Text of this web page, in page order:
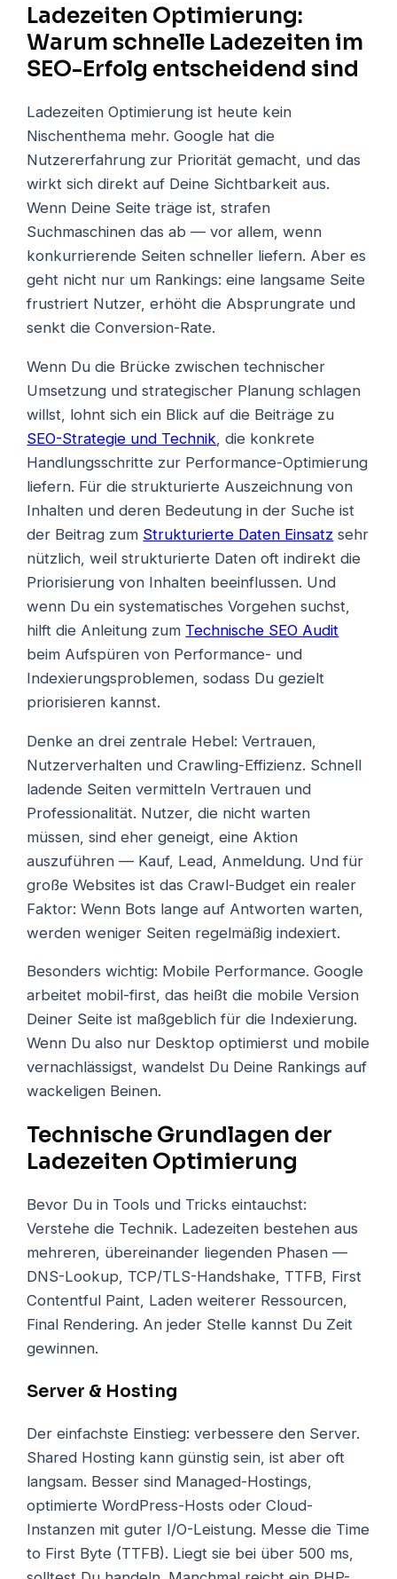
Ladezeiten Optimierung:
Warum schnelle Ladezeiten im
SEO-Erfolg entscheidend sind
Ladezeiten Optimierung ist heute kein
Nischenthema mehr. Google hat die
Nutzererfahrung zur Priorität gemacht, und das
wirkt sich direkt auf Deine Sichtbarkeit aus.
Wenn Deine Seite träge ist, strafen
Suchmaschinen das ab — vor allem, wenn
konkurrierende Seiten schneller liefern. Aber es
geht nicht nur um Rankings: eine langsame Seite
frustriert Nutzer, erhöht die Absprungrate und
senkt die Conversion-Rate.
Wenn Du die Brücke zwischen technischer
Umsetzung und strategischer Planung schlagen
willst, lohnt sich ein Blick auf die Beiträge zu
SEO-Strategie und Technik , die konkrete
Handlungsschritte zur Performance-Optimierung
liefern. Für die strukturierte Auszeichnung von
Inhalten und deren Bedeutung in der Suche ist
der Beitrag zum Strukturierte Daten Einsatz sehr
nützlich, weil strukturierte Daten oft indirekt die
Priorisierung von Inhalten beeinflussen. Und
wenn Du ein systematisches Vorgehen suchst,
hilft die Anleitung zum Technische SEO Audit
beim Aufspüren von Performance- und
Indexierungsproblemen, sodass Du gezielt
priorisieren kannst.
Denke an drei zentrale Hebel: Vertrauen,
Nutzerverhalten und Crawling-Effizienz. Schnell
ladende Seiten vermitteln Vertrauen und
Professionalität. Nutzer, die nicht warten
müssen, sind eher geneigt, eine Aktion
auszuführen — Kauf, Lead, Anmeldung. Und für
große Websites ist das Crawl-Budget ein realer
Faktor: Wenn Bots lange auf Antworten warten,
werden weniger Seiten regelmäßig indexiert.
Besonders wichtig: Mobile Performance. Google
arbeitet mobil-first, das heißt die mobile Version
Deiner Seite ist maßgeblich für die Indexierung.
Wenn Du also nur Desktop optimierst und mobile
vernachlässigst, wandelst Du Deine Rankings auf
wackeligen Beinen.
Technische Grundlagen der
Ladezeiten Optimierung
Bevor Du in Tools und Tricks eintauchst:
Verstehe die Technik. Ladezeiten bestehen aus
mehreren, übereinander liegenden Phasen —
DNS-Lookup, TCP/TLS-Handshake, TTFB, First
Contentful Paint, Laden weiterer Ressourcen,
Final Rendering. An jeder Stelle kannst Du Zeit
gewinnen.
Server & Hosting
Der einfachste Einstieg: verbessere den Server.
Shared Hosting kann günstig sein, ist aber oft
langsam. Besser sind Managed-Hostings,
optimierte WordPress-Hosts oder Cloud-
Instanzen mit guter I/O-Leistung. Messe die Time
to First Byte (TTFB). Liegt sie bei über 500 ms,